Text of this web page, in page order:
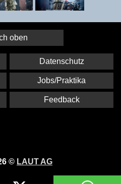
oben
© LAUT AG
Datenschutz
Jobs/Praktika
Feedback